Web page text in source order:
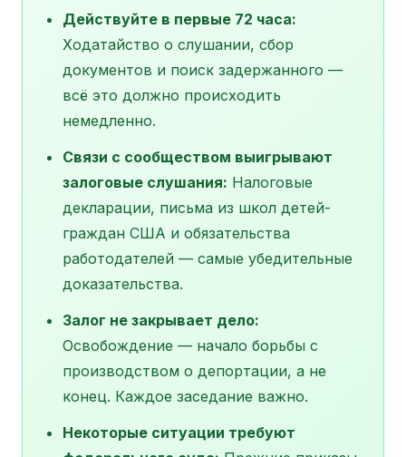
Действуйте в первые 72 часа:
Ходатайство о слушании, сбор
документов и поиск задержанного —
всё это должно происходить
немедленно.
Связи с сообществом выигрывают
залоговые слушания: Налоговые
декларации, письма из школ детей-
граждан США и обязательства
работодателей — самые убедительные
доказательства.
Залог не закрывает дело:
Освобождение — начало борьбы с
производством о депортации, а не
конец. Каждое заседание важно.
Некоторые ситуации требуют